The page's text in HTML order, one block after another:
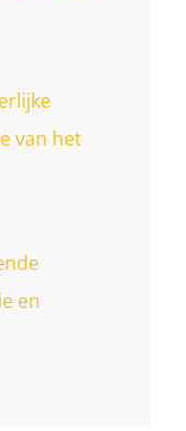
van het
en